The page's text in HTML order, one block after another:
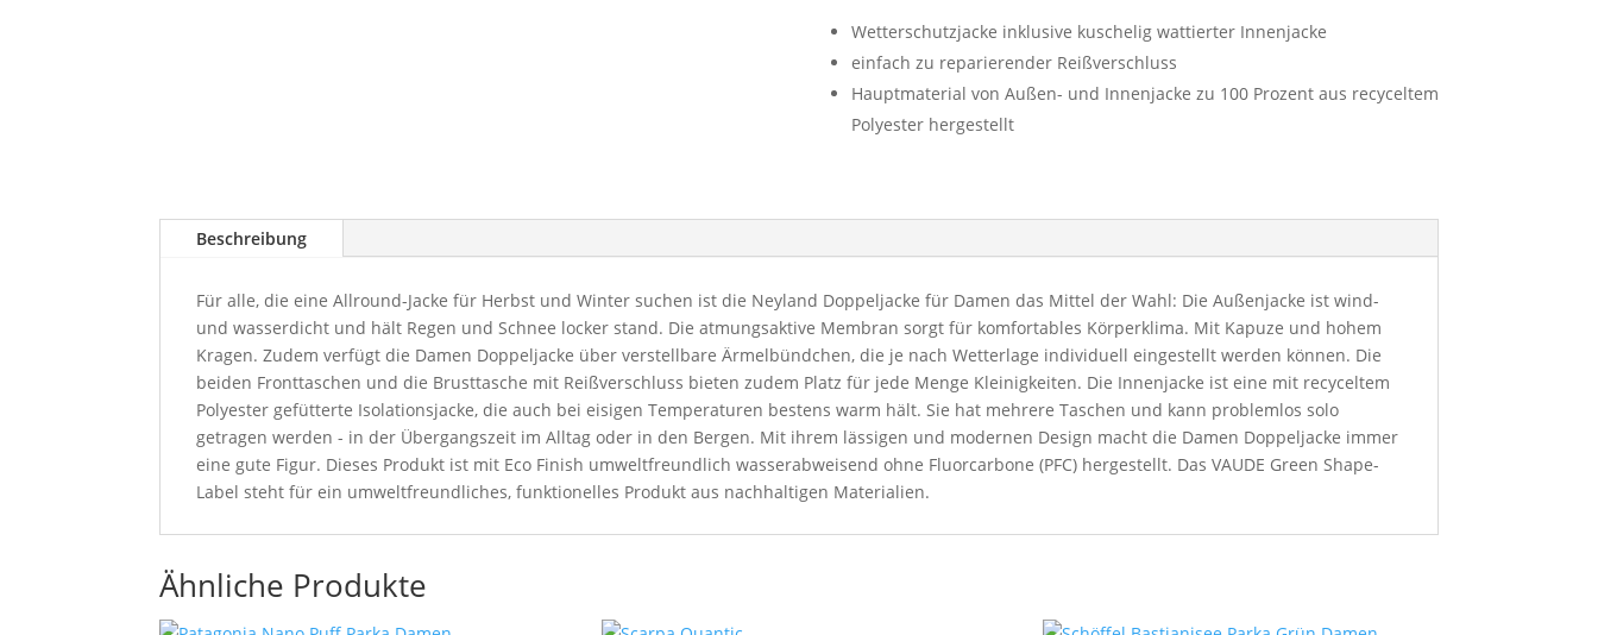
300,00 €240,00 €.
Wetterschutzjacke inklusive kuschelig wattierter Innenjacke
einfach zu reparierender Reißverschluss
Hauptmaterial von Außen- und Innenjacke zu 100 Prozent aus recyceltem
Polyester hergestellt
Beschreibung
Für alle, die eine Allround-Jacke für Herbst und Winter suchen ist die Neyland Doppeljacke für Damen das Mittel der Wahl: Die Außenjacke ist wind-
und wasserdicht und hält Regen und Schnee locker stand. Die atmungsaktive Membran sorgt für komfortables Körperklima. Mit Kapuze und hohem
Kragen. Zudem verfügt die Damen Doppeljacke über verstellbare Ärmelbündchen, die je nach Wetterlage individuell eingestellt werden können. Die
beiden Fronttaschen und die Brusttasche mit Reißverschluss bieten zudem Platz für jede Menge Kleinigkeiten. Die Innenjacke ist eine mit recyceltem
Polyester gefütterte Isolationsjacke, die auch bei eisigen Temperaturen bestens warm hält. Sie hat mehrere Taschen und kann problemlos solo
getragen werden - in der Übergangszeit im Alltag oder in den Bergen. Mit ihrem lässigen und modernen Design macht die Damen Doppeljacke immer
eine gute Figur. Dieses Produkt ist mit Eco Finish umweltfreundlich wasserabweisend ohne Fluorcarbone (PFC) hergestellt. Das VAUDE Green Shape-
Label steht für ein umweltfreundliches, funktionelles Produkt aus nachhaltigen Materialien.
Ähnliche Produkte